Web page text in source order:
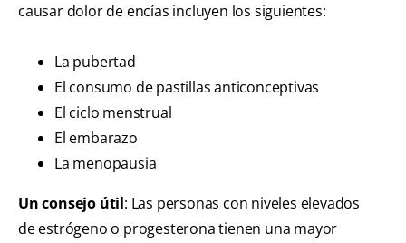
causar dolor de encías incluyen los siguientes:
La pubertad
El consumo de pastillas anticonceptivas
El ciclo menstrual
El embarazo
La menopausia
Un consejo útil: Las personas con niveles elevados
de estrógeno o progesterona tienen una mayor